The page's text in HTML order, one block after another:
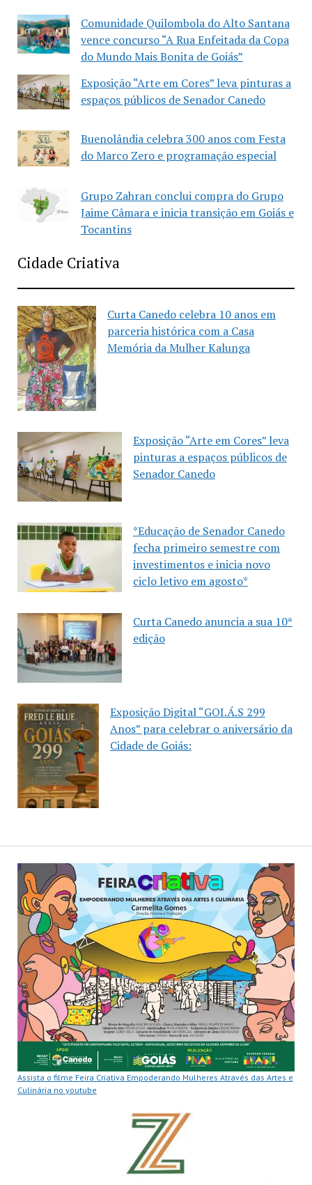
Comunidade Quilombola do Alto Santana
vence concurso “A Rua Enfeitada da Copa
do Mundo Mais Bonita de Goiás”
Exposição “Arte em Cores” leva pinturas a
espaços públicos de Senador Canedo
Buenolândia celebra 300 anos com Festa
do Marco Zero e programação especial
Grupo Zahran conclui compra do Grupo
Jaime Câmara e inicia transição em Goiás e
Tocantins
Cidade Criativa
Curta Canedo celebra 10 anos em
parceria histórica com a Casa
Memória da Mulher Kalunga
Exposição “Arte em Cores” leva
pinturas a espaços públicos de
Senador Canedo
*Educação de Senador Canedo
fecha primeiro semestre com
investimentos e inicia novo
ciclo letivo em agosto*
Curta Canedo anuncia a sua 10ª
edição
Exposição Digital “GOI.Á.S 299
Anos” para celebrar o aniversário da
Cidade de Goiás:
Assista o filme Feira Criativa Empoderando Mulheres Através das Artes e
Culinária no youtube